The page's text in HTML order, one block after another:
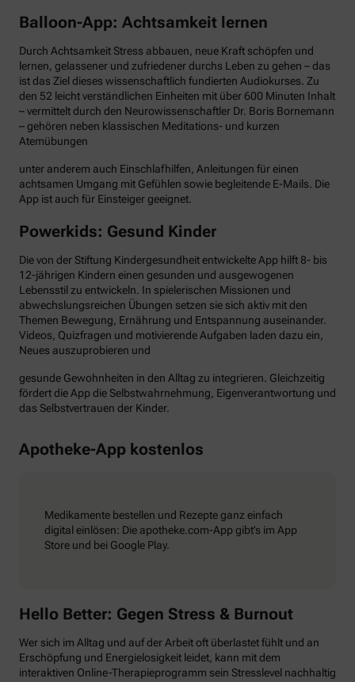
Balloon-App: Achtsamkeit lernen
Durch Achtsamkeit Stress abbauen, neue Kraft schöpfen und
lernen, gelassener und zufriedener durchs Leben zu gehen – das
ist das Ziel dieses wissenschaftlich fundierten Audiokurses. Zu
den 52 leicht verständlichen Einheiten mit über 600 Minuten Inhalt
– vermittelt durch den Neurowissenschaftler Dr. Boris Bornemann
– gehören neben klassischen Meditations- und kurzen
Atemübungen
unter anderem auch Einschlafhilfen, Anleitungen für einen
achtsamen Umgang mit Gefühlen sowie begleitende E-Mails. Die
App ist auch für Einsteiger geeignet.
Powerkids: Gesund Kinder
Die von der Stiftung Kindergesundheit entwickelte App hilft 8- bis
12-jährigen Kindern einen gesunden und ausgewogenen
Lebensstil zu entwickeln. In spielerischen Missionen und
abwechslungsreichen Übungen setzen sie sich aktiv mit den
Themen Bewegung, Ernährung und Entspannung auseinander.
Videos, Quizfragen und motivierende Aufgaben laden dazu ein,
Neues auszuprobieren und
gesunde Gewohnheiten in den Alltag zu integrieren. Gleichzeitig
fördert die App die Selbstwahrnehmung, Eigenverantwortung und
das Selbstvertrauen der Kinder.
Apotheke-App kostenlos
Medikamente bestellen und Rezepte ganz einfach
digital einlösen: Die apotheke.com-App gibt’s im App
Store und bei Google Play.
Hello Better: Gegen Stress & Burnout
Wer sich im Alltag und auf der Arbeit oft überlastet fühlt und an
Erschöpfung und Energielosigkeit leidet, kann mit dem
interaktiven Online-Therapieprogramm sein Stresslevel nachhaltig